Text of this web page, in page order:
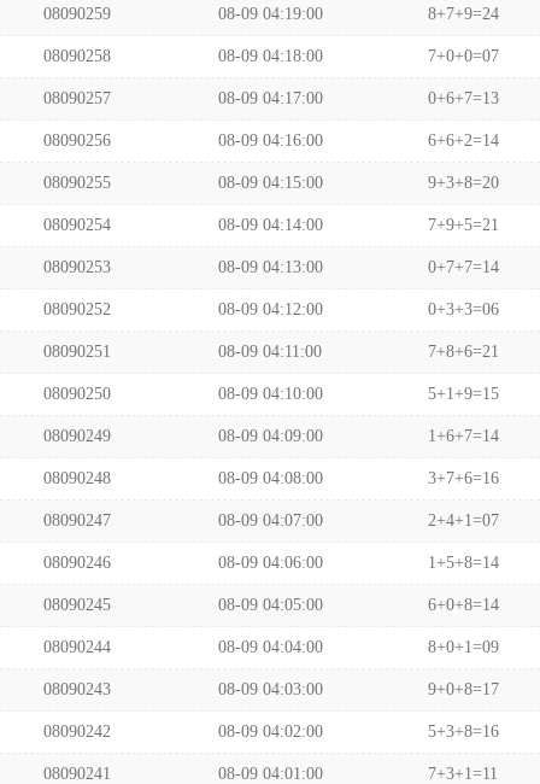
08090259 08-09 04:19:00 8+7+9=24
08090258 08-09 04:18:00 7+0+0=07
08090257 08-09 04:17:00 0+6+7=13
08090256 08-09 04:16:00 6+6+2=14
08090255 08-09 04:15:00 9+3+8=20
08090254 08-09 04:14:00 7+9+5=21
08090253 08-09 04:13:00 0+7+7=14
08090252 08-09 04:12:00 0+3+3=06
08090251 08-09 04:11:00 7+8+6=21
08090250 08-09 04:10:00 5+1+9=15
08090249 08-09 04:09:00 1+6+7=14
08090248 08-09 04:08:00 3+7+6=16
08090247 08-09 04:07:00 2+4+1=07
08090246 08-09 04:06:00 1+5+8=14
08090245 08-09 04:05:00 6+0+8=14
08090244 08-09 04:04:00 8+0+1=09
08090243 08-09 04:03:00 9+0+8=17
08090242 08-09 04:02:00 5+3+8=16
08090241 08-09 04:01:00 7+3+1=11